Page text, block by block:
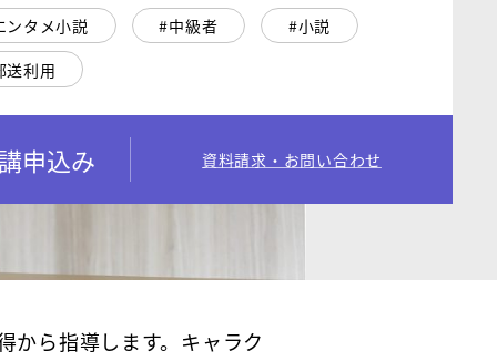
ンタメ小説 中級者
小説
送利用
申込み 資料請求・お問い合わせ
から指導します。キャラク